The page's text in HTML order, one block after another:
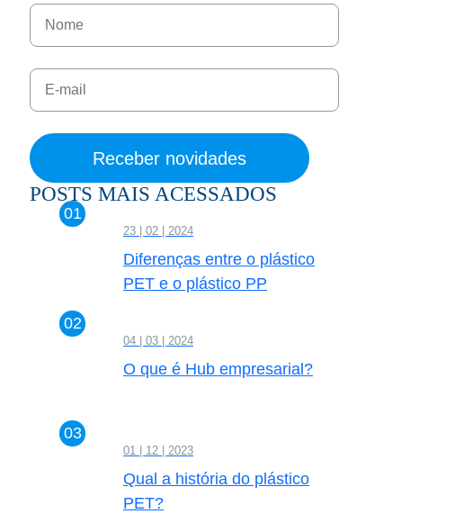
POSTS MAIS ACESSADOS
23 | 02 | 2024
Diferenças entre o plástico
PET e o plástico PP
04 | 03 | 2024
O que é Hub empresarial?
01 | 12 | 2023
Qual a história do plástico
PET?